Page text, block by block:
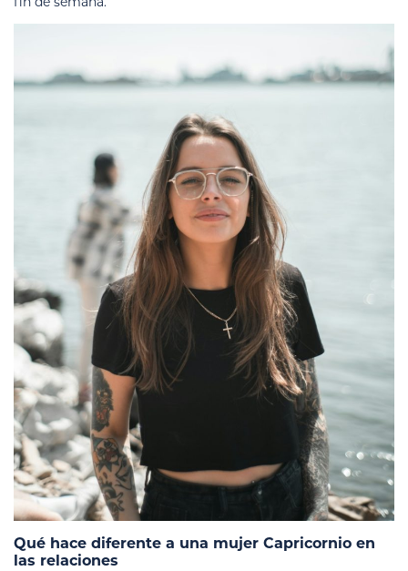
Qué hace diferente a una mujer Capricornio en
las relaciones